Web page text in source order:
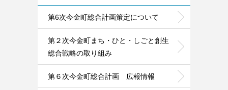
第6次今金町総合計画策定について
第２次今金町まち・ひと・しごと創生
総合戦略の取り組み
第６次今金町総合計画 広報情報